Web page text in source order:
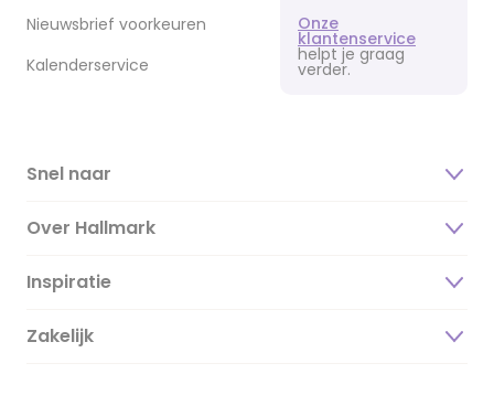
Nieuwsbrief voorkeuren
Kalenderservice
Onze
klantenservice
helpt je graag
verder.
Snel naar
Over Hallmark
Over ons
Duurzaamheid
Inspiratie
Magazine
Zakelijk